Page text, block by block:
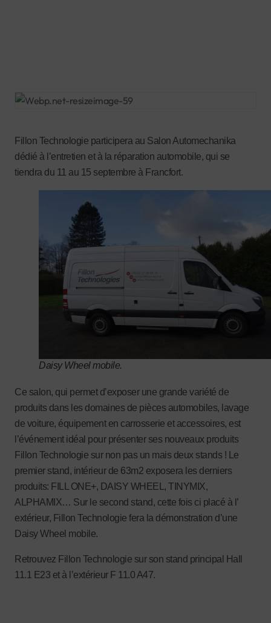
Fillon Technologie participera au Salon Automechanika
dédié à l’entretien et à la réparation automobile, qui se
tiendra du 11 au 15 septembre à Francfort.
Daisy Wheel mobile.
Ce salon, qui permet d’exposer une grande variété de
produits dans les domaines de pièces automobiles, lavage
de voiture, équipement en carrosserie et accessoires, est
l’événement idéal pour présenter ses nouveaux produits
Fillon Technologie sur non pas un mais deux stands ! Le
premier stand, intérieur de 63m2 exposera les derniers
produits: FILL ONE+, DAISY WHEEL, TINYMIX,
ALPHAMIX… Sur le second stand, cette fois ci placé à l’
extérieur, Fillon Technologie fera la démonstration d’une
Daisy Wheel mobile.
Retrouvez Fillon Technologie sur son stand principal Hall
11.1 E23 et à l’extérieur F 11.0 A47.